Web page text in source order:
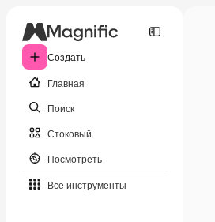
Создать
Главная
Поиск
Стоковый
Посмотреть
Все инструменты